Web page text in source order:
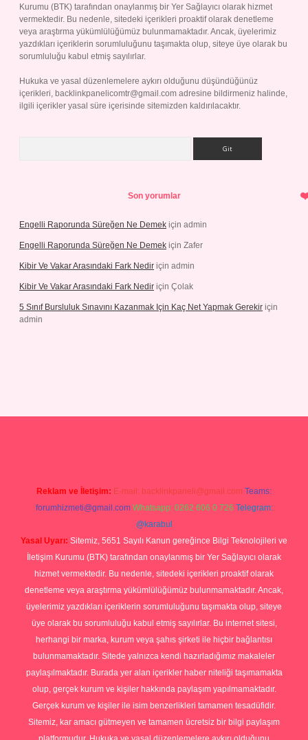
Kurumu (BTK) tarafından onaylanmış bir Yer Sağlayıcı olarak hizmet
vermektedir. Bu nedenle, sitedeki içerikleri proaktif olarak denetleme
veya araştırma yükümlülüğümüz bulunmamaktadır. Ancak, üyelerimiz
yazdıkları içeriklerin sorumluluğunu taşımakta olup, siteye üye olarak bu
sorumluluğu kabul etmiş sayılırlar.
Hukuka ve yasal düzenlemelere aykırı olduğunu düşündüğünüz
içerikleri, backlinkpanelicomtr@gmail.com adresine bildirmeniz halinde,
ilgili içerikler yasal süre içerisinde sitemizden kaldırılacaktır.
Son yorumlar
Engelli Raporunda Süreğen Ne Demek için admin
Engelli Raporunda Süreğen Ne Demek için Zafer
Kibir Ve Vakar Arasındaki Fark Nedir için admin
Kibir Ve Vakar Arasındaki Fark Nedir için Çolak
5 Sınıf Bursluluk Sınavını Kazanmak Için Kaç Net Yapmak Gerekir için
admin
Reklam ve İletişim: E-mail: backlinkpaneli@gmail.com Teams:
forumhizmeti@gmail.com Whatsapp: 0262 606 0 726 Telegram:
@karabul
Yasal Uyarı: Sitemiz, 5651 Sayılı Kanun gereğince Bilgi Teknolojileri ve
İletişim Kurumu (BTK) tarafından onaylanmış bir Yer Sağlayıcı olarak
hizmet vermektedir. Bu nedenle, sitedeki içerikleri proaktif olarak
denetleme veya araştırma yükümlülüğümüz bulunmamaktadır. Ancak,
üyelerimiz yazdıkları içeriklerin sorumluluğunu taşımakta olup, siteye
üye olarak bu sorumluluğu kabul etmiş sayılırlar. Bu internet sitesi,
herhangi bir marka, kurum veya şahıs şirketi ile hiçbir bağlantısı
bulunmamaktadır. Sitede yalnızca kendi hazırladığımız makaleler
paylaşılmaktadır. Burada yer alan içerikler haber niteliği taşımamakta
olup, gerçek kurum ve kişiler hakkında paylaşım yapılmamaktadır.
Gerçek kurum ve kişiler ile isim benzerlikleri tamamen tesadüfidir.
Sitemiz, kar amacı gütmeyen ve tamamen ücretsiz bir bilgi paylaşım